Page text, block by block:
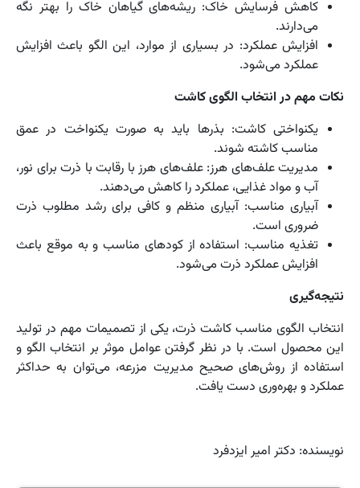
کاهش فرسایش خاک: ریشه‌های گیاهان خاک را بهتر نگه
می‌دارند.
افزایش عملکرد: در بسیاری از موارد، این الگو باعث افزایش
عملکرد می‌شود.
نکات مهم در انتخاب الگوی کاشت
یکنواختی کاشت: بذرها باید به صورت یکنواخت در عمق
مناسب کاشته شوند.
مدیریت علف‌های هرز: علف‌های هرز با رقابت با ذرت برای نور،
آب و مواد غذایی، عملکرد را کاهش می‌دهند.
آبیاری مناسب: آبیاری منظم و کافی برای رشد مطلوب ذرت
ضروری است.
تغذیه مناسب: استفاده از کودهای مناسب و به موقع باعث
افزایش عملکرد ذرت می‌شود.
نتیجه‌گیری
انتخاب الگوی مناسب کاشت ذرت، یکی از تصمیمات مهم در تولید
این محصول است. با در نظر گرفتن عوامل موثر بر انتخاب الگو و
استفاده از روش‌های صحیح مدیریت مزرعه، می‌توان به حداکثر
عملکرد و بهره‌وری دست یافت.
نویسنده: دکتر امیر ایزدفرد